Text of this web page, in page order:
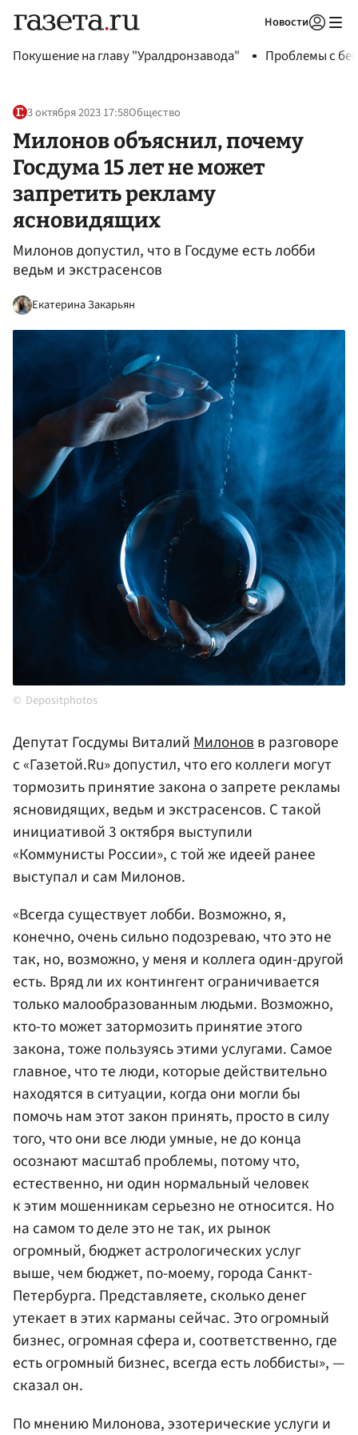
Новости
Покушение на главу "Уралдронзавода" Проблемы с
3 октября 2023 17:58Общество
Милонов объяснил, почему
Госдума 15 лет не может
запретить рекламу
ясновидящих
Милонов допустил, что в Госдуме есть лобби
ведьм и экстрасенсов
Екатерина Закарьян
Depositphotos
Депутат Госдумы ВиталийМилоновв разговоре
с «Газетой.Ru» допустил, что его коллеги могут
тормозить принятие закона о запрете рекламы
ясновидящих, ведьм и экстрасенсов. С такой
инициативой 3 октября выступили
«Коммунисты России», с той же идеей ранее
выступал и сам Милонов.
«Всегда существует лобби. Возможно, я,
конечно, очень сильно подозреваю, что это не
так, но, возможно, у меня и коллега один-другой
есть. Вряд ли их контингент ограничивается
только малообразованным людьми. Возможно,
кто-то может затормозить принятие этого
закона, тоже пользуясь этими услугами. Самое
главное, что те люди, которые действительно
находятся в ситуации, когда они могли бы
помочь нам этот закон принять, просто в силу
того, что они все люди умные, не до конца
осознают масштаб проблемы, потому что,
естественно, ни один нормальный человек
к этим мошенникам серьезно не относится. Но
на самом то деле это не так, их рынок
огромный, бюджет астрологических услуг
выше, чем бюджет, по-моему, города Санкт-
Петербурга. Представляете, сколько денег
утекает в этих карманы сейчас. Это огромный
бизнес, огромная сфера и, соответственно, где
есть огромный бизнес, всегда есть лоббисты», —
сказал он.
По мнению Милонова, эзотерические услуги и